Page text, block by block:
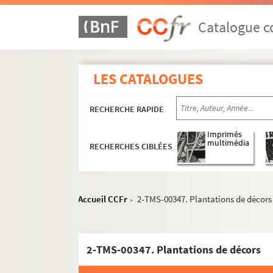
Catalogue
LES CATALOGUES
RECHERCHE RAPIDE
RECHERCHES CIBLÉES
Imprimés
multimédia
Accueil CCFr > 2-TMS-00347. Plantations de décors
2-TMS-00347. Plantations de décors
Eugène Verconsin. Ici, Médor! : Comédie en
Arthur Bernède, Edmond Mize. Les idées de
F. Nozière et S.-W. Bienstock. L'idiot : pièce